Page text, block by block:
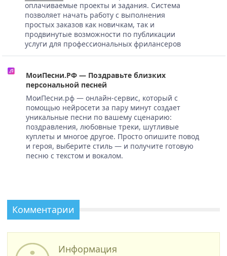
оплачиваемые проекты и задания. Система
позволяет начать работу с выполнения
простых заказов как новичкам, так и
продвинутые возможности по публикации
услуги для профессиональных фрилансеров
МоиПесни.РФ — Поздравьте близких
персональной песней
МоиПесни.рф — онлайн-сервис, который с
помощью нейросети за пару минут создает
уникальные песни по вашему сценарию:
поздравления, любовные треки, шутливые
куплеты и многое другое. Просто опишите повод
и героя, выберите стиль — и получите готовую
песню с текстом и вокалом.
Комментарии
Информация